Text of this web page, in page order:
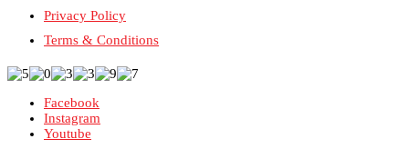
Privacy Policy
Terms & Conditions
Facebook
Instagram
Youtube